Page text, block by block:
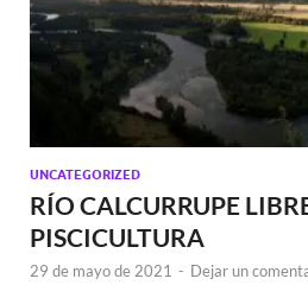
UNCATEGORIZED
RÍO CALCURRUPE
PISCICULTURA
29 de mayo de 2021 - Dejar un